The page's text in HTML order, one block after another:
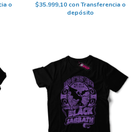
o
$35.999,10 con Transferencia o
depósito